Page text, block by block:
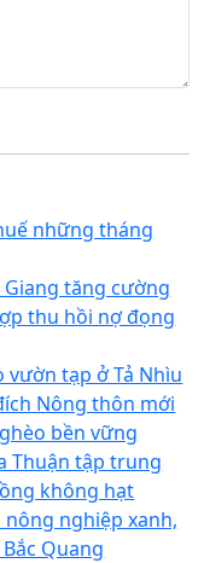
những tháng
Giang tăng cường
thu hồi nợ đọng
vườn tạp ở Tả Nhìu
Nông thôn mới
bền vững
Thuận tập trung
không hạt
nghiệp xanh,
Quang